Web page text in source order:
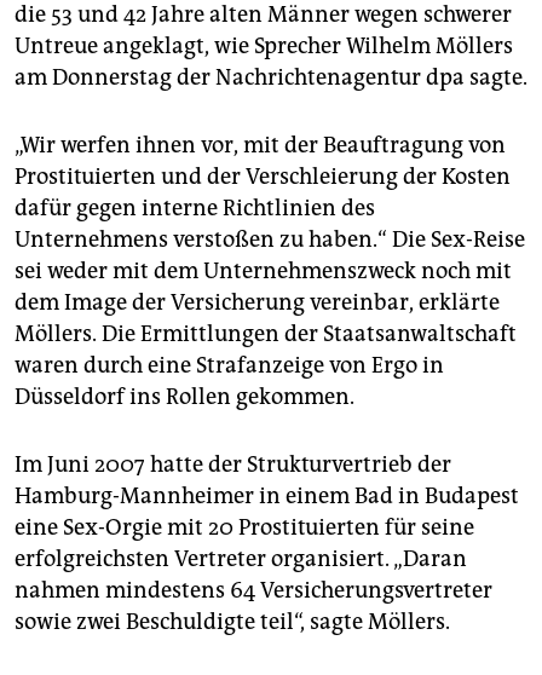
epaper login
die 53 und 42 Jahre alten Männer wegen schwerer
Untreue angeklagt, wie Sprecher Wilhelm Möllers
am Donnerstag der Nachrichtenagentur dpa sagte.
„Wir werfen ihnen vor, mit der Beauftragung von
Prostituierten und der Verschleierung der Kosten
dafür gegen interne Richtlinien des
Unternehmens verstoßen zu haben.“ Die Sex-Reise
sei weder mit dem Unternehmenszweck noch mit
dem Image der Versicherung vereinbar, erklärte
Möllers. Die Ermittlungen der Staatsanwaltschaft
waren durch eine Strafanzeige von Ergo in
Düsseldorf ins Rollen gekommen.
Im Juni 2007 hatte der Strukturvertrieb der
Hamburg-Mannheimer in einem Bad in Budapest
eine Sex-Orgie mit 20 Prostituierten für seine
erfolgreichsten Vertreter organisiert. „Daran
nahmen mindestens 64 Versicherungsvertreter
sowie zwei Beschuldigte teil“, sagte Möllers.